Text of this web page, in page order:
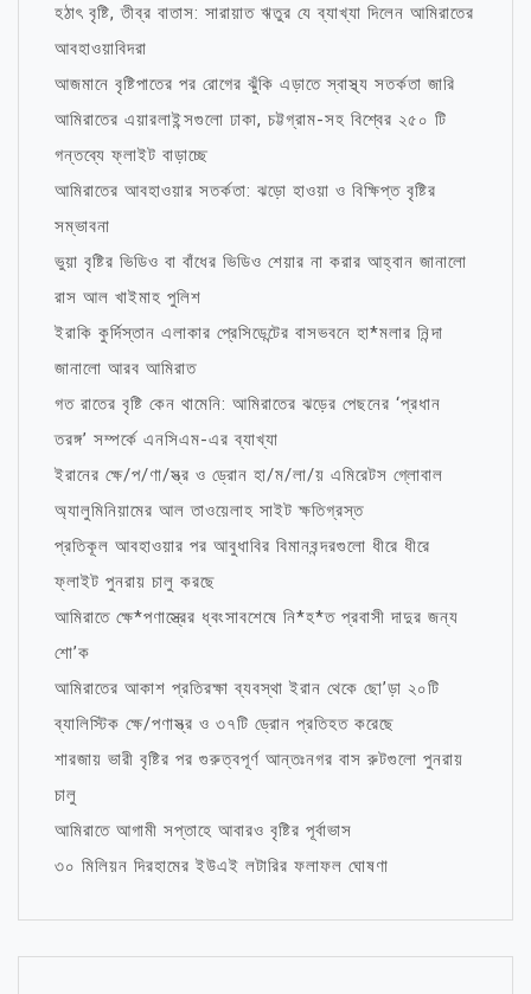
হঠাৎ বৃষ্টি, তীব্র বাতাস: সারায়াত ঋতুর যে ব্যাখ্যা দিলেন আমিরাতের
আবহাওয়াবিদরা
আজমানে বৃষ্টিপাতের পর রোগের ঝুঁকি এড়াতে স্বাস্থ্য সতর্কতা জারি
আমিরাতের এয়ারলাইন্সগুলো ঢাকা, চট্টগ্রাম-সহ বিশ্বের ২৫০ টি
গন্তব্যে ফ্লাইট বাড়াচ্ছে
আমিরাতের আবহাওয়ার সতর্কতা: ঝড়ো হাওয়া ও বিক্ষিপ্ত বৃষ্টির
সম্ভাবনা
ভুয়া বৃষ্টির ভিডিও বা বাঁধের ভিডিও শেয়ার না করার আহ্বান জানালো
রাস আল খাইমাহ পুলিশ
ইরাকি কুর্দিস্তান এলাকার প্রেসিডেন্টের বাসভবনে হা*মলার নিন্দা
জানালো আরব আমিরাত
গত রাতের বৃষ্টি কেন থামেনি: আমিরাতের ঝড়ের পেছনের ‘প্রধান
তরঙ্গ’ সম্পর্কে এনসিএম-এর ব্যাখ্যা
ইরানের ক্ষে/প/ণা/স্ত্র ও ড্রোন হা/ম/লা/য় এমিরেটস গ্লোবাল
অ্যালুমিনিয়ামের আল তাওয়েলাহ সাইট ক্ষতিগ্রস্ত
প্রতিকূল আবহাওয়ার পর আবুধাবির বিমানবন্দরগুলো ধীরে ধীরে
ফ্লাইট পুনরায় চালু করছে
আমিরাতে ক্ষে*পণাস্ত্রের ধ্বংসাবশেষে নি*হ*ত প্রবাসী দাদুর জন্য
শো’ক
আমিরাতের আকাশ প্রতিরক্ষা ব্যবস্থা ইরান থেকে ছো’ড়া ২০টি
ব্যালিস্টিক ক্ষে/পণাস্ত্র ও ৩৭টি ড্রোন প্রতিহত করেছে
শারজায় ভারী বৃষ্টির পর গুরুত্বপূর্ণ আন্তঃনগর বাস রুটগুলো পুনরায়
চালু
আমিরাতে আগামী সপ্তাহে আবারও বৃষ্টির পূর্বাভাস
৩০ মিলিয়ন দিরহামের ইউএই লটারির ফলাফল ঘোষণা